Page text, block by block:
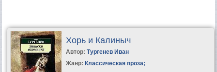
Хорь и Калиныч
Автор: Тургенев Иван
Жанр: Классическая проза;